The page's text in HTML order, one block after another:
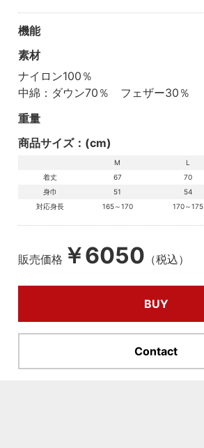
機能
素材
ナイロン100％
中綿：ダウン70％ フェザー30％
重量
商品サイズ：(cm)
M L
着丈
67 70
身巾
51 54
対応身長
165～170 170～175
販売価格 ￥6050 （税込）
BUY
Contact